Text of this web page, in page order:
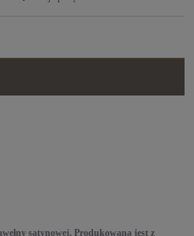
płatności
satynowej. Produkowana jest z